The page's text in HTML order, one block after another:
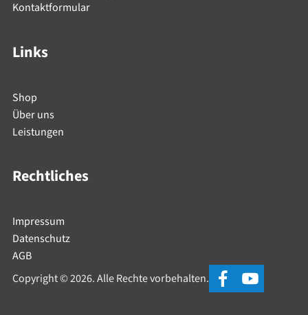
Kontaktformular
Links
Shop
Über uns
Leistungen
Rechtliches
Impressum
Datenschutz
AGB
Copyright © 2026. Alle Rechte vorbehalten.